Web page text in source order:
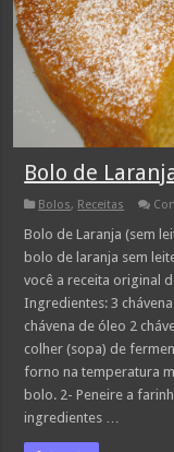
Bolo de
Bolos, Receitas
Bolo de Laranja (sem
bolo de laranja sem
você a receita original
Ingredientes: 3
chávena de óleo 2
colher (sopa) de
forno na temperatura
bolo. 2- Peneire a
ingredientes …